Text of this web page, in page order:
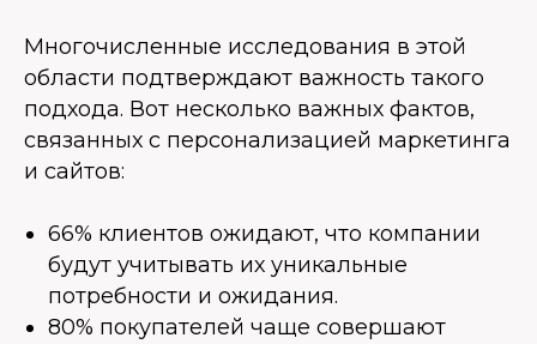
Многочисленные исследования в этой
области подтверждают важность такого
подхода. Вот несколько важных фактов,
связанных с персонализацией маркетинга
и сайтов:
66% клиентов ожидают, что компании
будут учитывать их уникальные
потребности и ожидания.
80% покупателей чаще совершают